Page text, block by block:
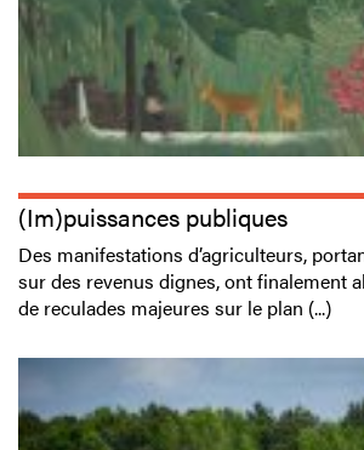
(Im)puissances publiques
Des manifestations d’agriculteurs,
sur des revenus dignes, ont finalement
de reculades majeures sur le plan (...)